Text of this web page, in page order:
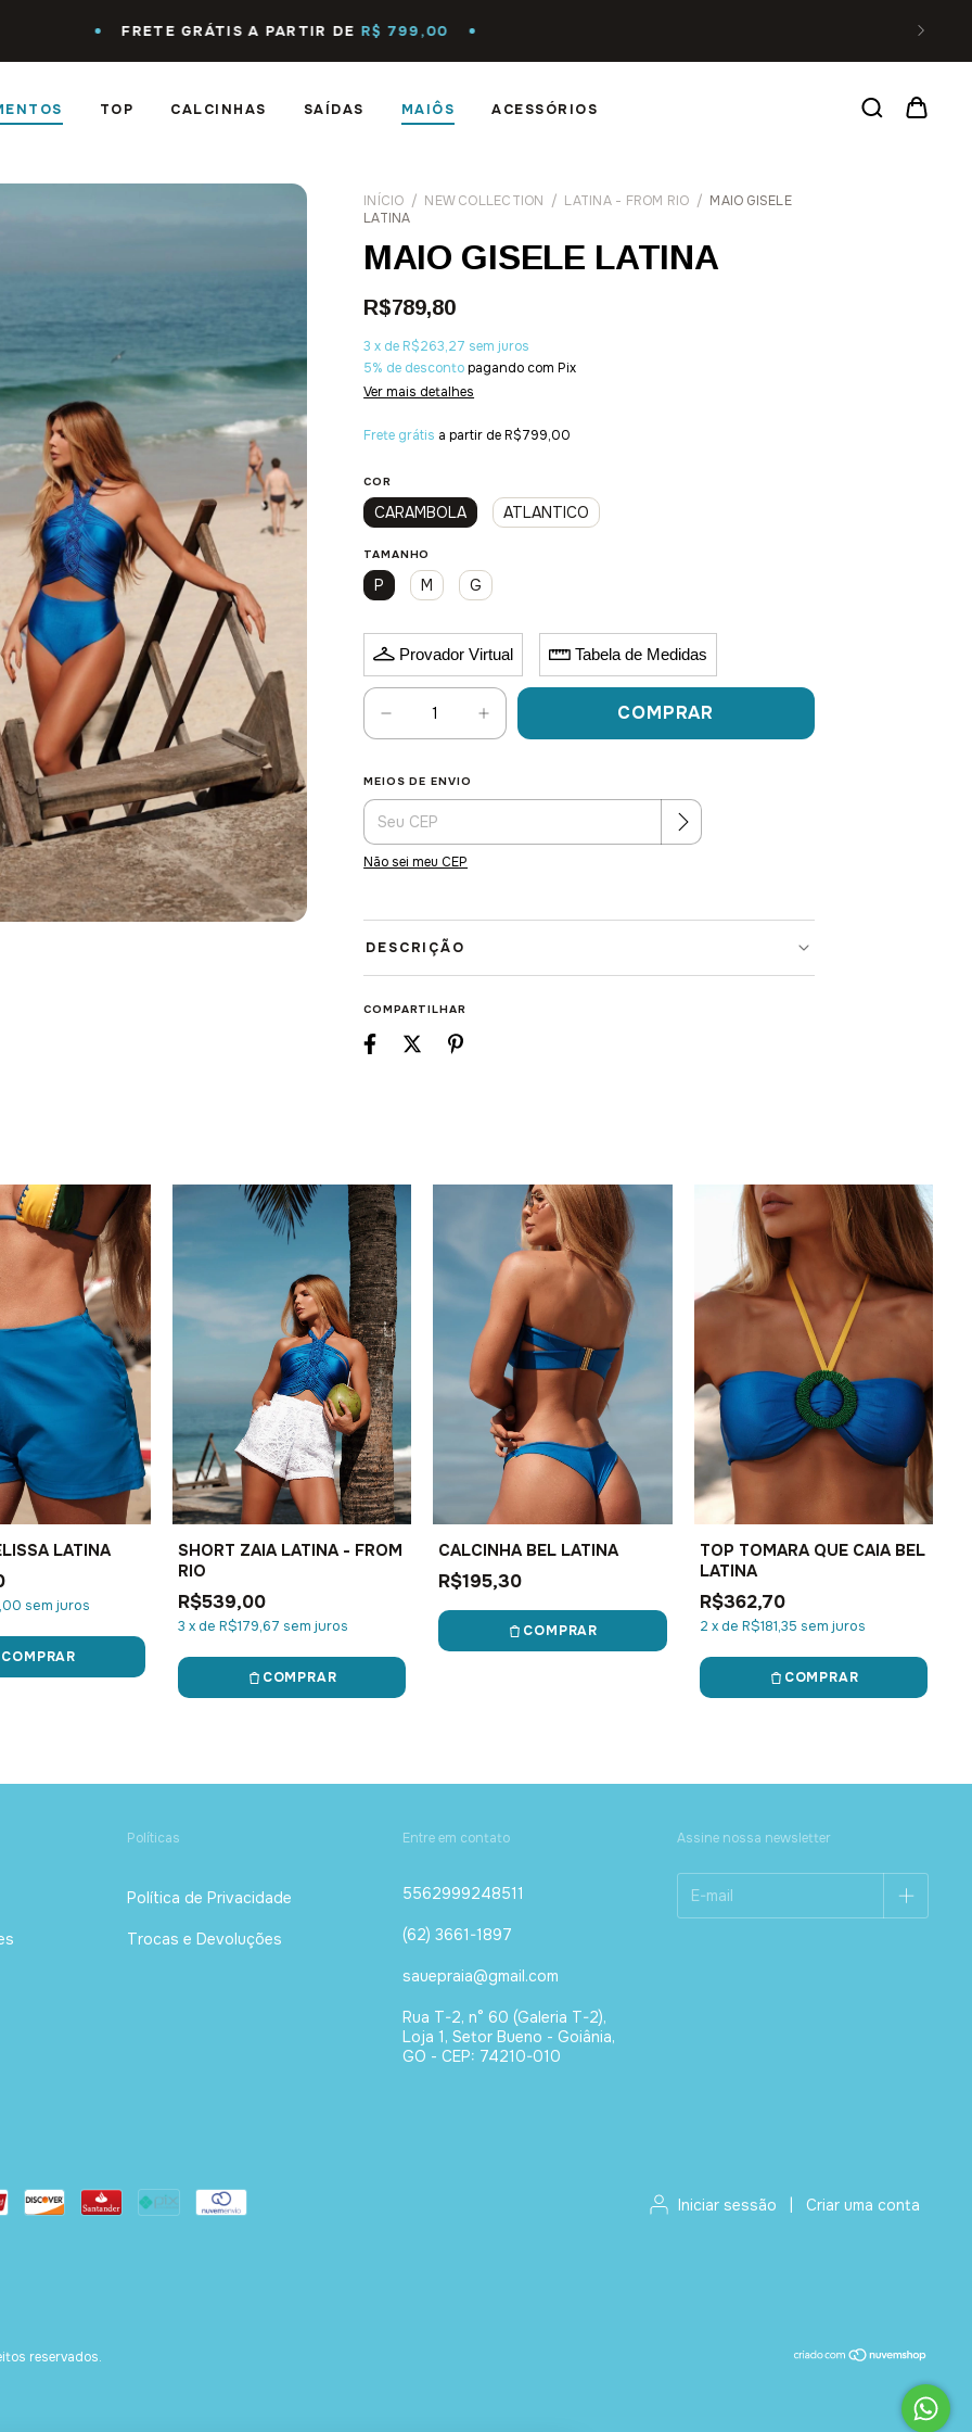
FRETE GRÁTIS A PARTIR DER$ 799,00
TOP CALCINHAS SAÍDAS MAIÔS ACESSÓRIOS
INÍCIO / NEW COLLECTION / LATINA - FROM RIO / MAIO GISELE
LATINA
MAIO GISELE LATINA
R$789,80
3 x de R$263,27 sem juros
5% de descontopagando com Pix
Ver mais detalhes
Frete grátis a partir deR$799,00
COR
CARAMBOLA ATLANTICO
TAMANHO
P M G
Provador Virtual Tabela de Medidas
Entregas para o CEP:
MEIOS DE ENVIO
Não sei meu CEP
DESCRIÇÃO
O Maiô Gisele Latina traduz a essência solar e sofisticada da
um acabamento marcante ao visual, equilibrando
sensualidade e sofisticação na medida certa.
Disponível nas cores Atlântico e Carambola.
• Modelagem frente única
• Detalhe artesanal em macramê
• Corda frontal
• Recorte na cintura
• Tecido com toque macio e alta elasticidade
• Excelente sustentação e conforto
COMPARTILHAR
LATINA
sem juros
COMPRAR
SHORT ZAIA LATINA - FROM
RIO
R$539,00
3 xde R$179,67 sem juros
COMPRAR
CALCINHA BEL LATINA
R$195,30
COMPRAR
TOP TOMARA QUE CAIA BEL
LATINA
R$362,70
2 xde R$181,35 sem juros
COMPRAR
Políticas
Política de Privacidade
Trocas e Devoluções
Entre em contato
5562999248511
(62) 3661-1897
sauepraia@gmail.com
Rua T-2, n° 60 (Galeria T-2),
Loja 1, Setor Bueno - Goiânia,
GO - CEP: 74210-010
Assine nossa newsletter
Iniciar sessão Criar uma conta
reservados.